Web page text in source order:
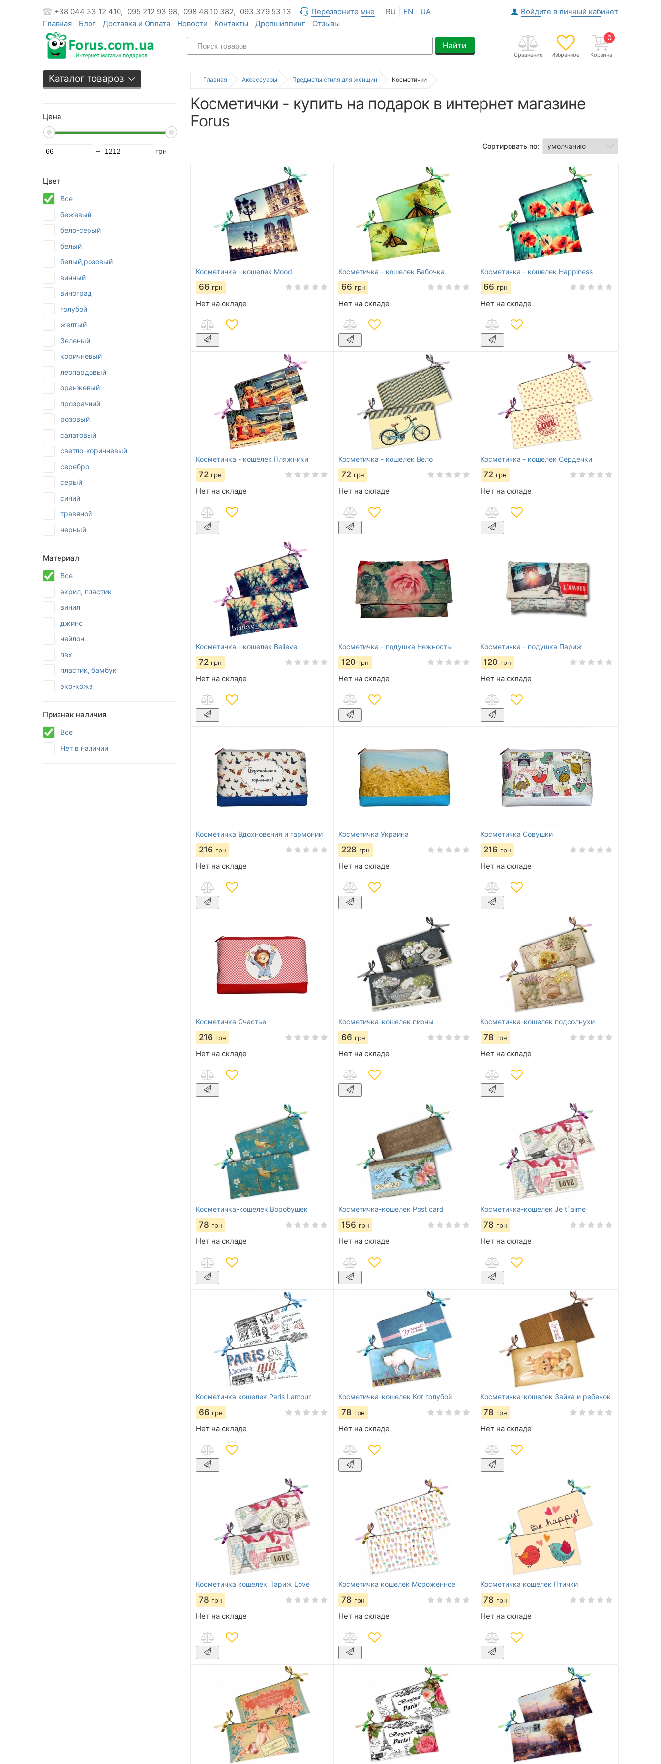
+38 044 33 12 410, 095 212 93 98, 098 48 10 382, 093 379 53 13 Перезвоните мне RU EN UA
Войдите в личный кабинет
Главная
Блог Доставка и Оплата Новости Контакты Дропшиппинг Отзывы
0
Корзина
Избранное
Сравнение
Найти
Каталог товаров
Цена
– грн
Цвет
Все
бежевый
бело-серый
белый
белый,розовый
винный
виноград
голубой
желтый
Зеленый
коричневый
леопардовый
оранжевый
прозрачний
розовый
салатовый
светло-коричневый
серебро
серый
синий
травяной
черный
Материал
Все
акрил, пластик
винил
джинс
нейлон
пвх
пластик, бамбук
эко-кожа
Признак наличия
Все
Нет в наличии
Главная Аксессуары Предметы стиля для женщин Косметички
Косметички - купить на подарок в интернет магазине
Forus
Сортировать по:
Косметичка - кошелек Mood
66 грн
Нет на складе
Косметичка - кошелек Бабочка
66 грн
Нет на складе
Косметичка - кошелек Happiness
66 грн
Нет на складе
Косметичка - кошелек Пляжники
72 грн
Нет на складе
Косметичка - кошелек Вело
72 грн
Нет на складе
Косметичка - кошелек Сердечки
72 грн
Нет на складе
Косметичка - кошелек Believe
72 грн
Нет на складе
Косметичка - подушка Нежность
120 грн
Нет на складе
Косметичка - подушка Париж
120 грн
Нет на складе
Косметичка Вдохновения и гармонии
216 грн
Нет на складе
Косметичка Украина
228 грн
Нет на складе
Косметичка Совушки
216 грн
Нет на складе
Косметичка Счастье
216 грн
Нет на складе
Косметичка-кошелек пионы
66 грн
Нет на складе
Косметичка-кошелек подсолнухи
78 грн
Нет на складе
Косметичка-кошелек Воробушек
78 грн
Нет на складе
Косметичка-кошелек Post card
156 грн
Нет на складе
Косметичка-кошелек Je t`aime
78 грн
Нет на складе
Косметичка кошелек Paris Lamour
66 грн
Нет на складе
Косметичка-кошелек Кот голубой
78 грн
Нет на складе
Косметичка-кошелек Зайка и ребенок
78 грн
Нет на складе
Косметичка кошелек Париж Love
78 грн
Нет на складе
Косметичка кошелек Мороженное
78 грн
Нет на складе
Косметичка кошелек Птички
78 грн
Нет на складе